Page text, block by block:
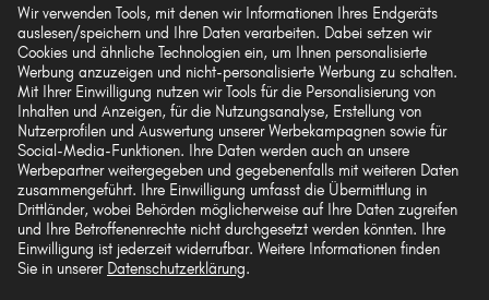
Hilfe & Support
Rechtliches
Akzeptierte Zahlungsarten
Wir verwenden Tools, mit denen wir Informationen Ihres Endgeräts
auslesen/speichern und Ihre Daten verarbeiten. Dabei setzen wir
Cookies und ähnliche Technologien ein, um Ihnen personalisierte
Werbung anzuzeigen und nicht-personalisierte Werbung zu schalten.
Mit Ihrer Einwilligung nutzen wir Tools für die Personalisierung von
Inhalten und Anzeigen, für die Nutzungsanalyse, Erstellung von
Nutzerprofilen und Auswertung unserer Werbekampagnen sowie für
Social-Media-Funktionen. Ihre Daten werden auch an unsere
Werbepartner weitergegeben und gegebenenfalls mit weiteren Daten
zusammengeführt. Ihre Einwilligung umfasst die Übermittlung in
Drittländer, wobei Behörden möglicherweise auf Ihre Daten zugreifen
und Ihre Betroffenenrechte nicht durchgesetzt werden könnten. Ihre
Einwilligung ist jederzeit widerrufbar. Weitere Informationen finden
Sie in unserer Datenschutzerklärung.